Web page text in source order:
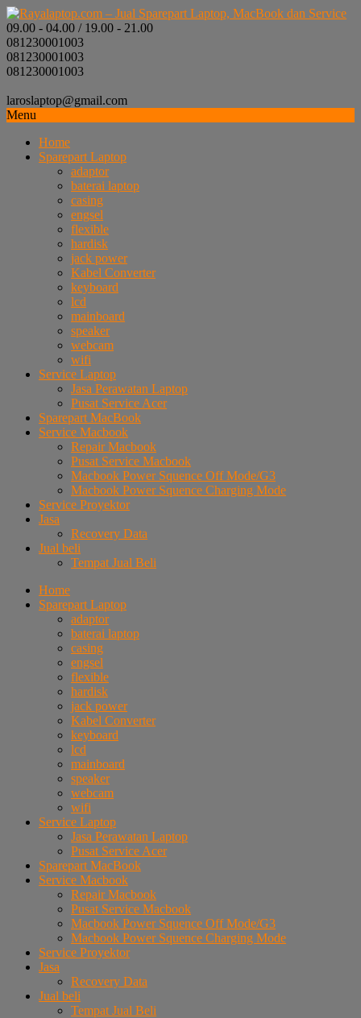
09.00 - 04.00 / 19.00 - 21.00
081230001003
081230001003
081230001003
laroslaptop@gmail.com
Menu
Home
Sparepart Laptop
adaptor
baterai laptop
casing
engsel
flexible
hardisk
jack power
Kabel Converter
keyboard
lcd
mainboard
speaker
webcam
wifi
Service Laptop
Jasa Perawatan Laptop
Pusat Service Acer
Sparepart MacBook
Service Macbook
Repair Macbook
Pusat Service Macbook
Macbook Power Squence Off Mode/G3
Macbook Power Squence Charging Mode
Service Proyektor
Jasa
Recovery Data
Jual beli
Tempat Jual Beli
Home
Sparepart Laptop
adaptor
baterai laptop
casing
engsel
flexible
hardisk
jack power
Kabel Converter
keyboard
lcd
mainboard
speaker
webcam
wifi
Service Laptop
Jasa Perawatan Laptop
Pusat Service Acer
Sparepart MacBook
Service Macbook
Repair Macbook
Pusat Service Macbook
Macbook Power Squence Off Mode/G3
Macbook Power Squence Charging Mode
Service Proyektor
Jasa
Recovery Data
Jual beli
Tempat Jual Beli